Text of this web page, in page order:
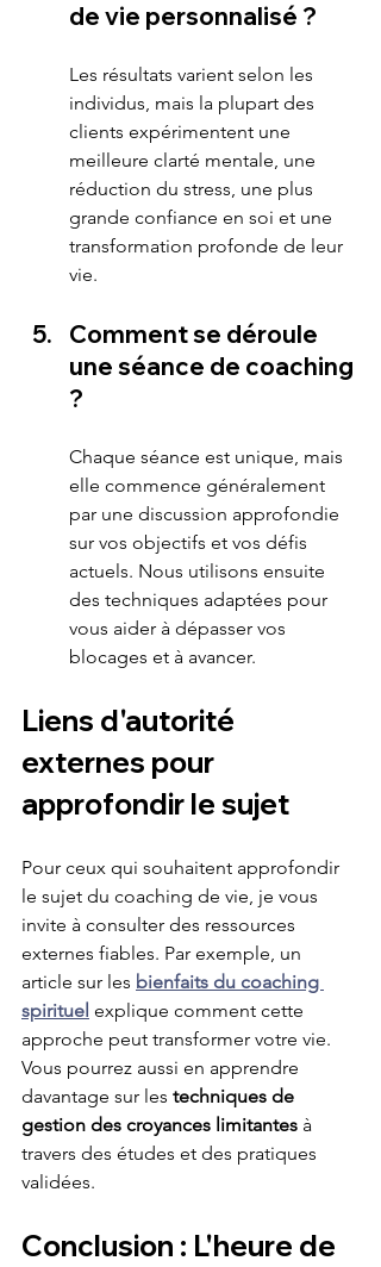
de vie personnalisé ?
Les résultats varient selon les
individus, mais la plupart des
clients expérimentent une
meilleure clarté mentale, une
réduction du stress, une plus
grande confiance en soi et une
transformation profonde de leur
vie.
Comment se déroule
une séance de coaching
?
Chaque séance est unique, mais
elle commence généralement
par une discussion approfondie
sur vos objectifs et vos défis
actuels. Nous utilisons ensuite
des techniques adaptées pour
vous aider à dépasser vos
blocages et à avancer.
Liens d'autorité
externes pour
approfondir le sujet
Pour ceux qui souhaitent approfondir
le sujet du coaching de vie, je vous
invite à consulter des ressources
externes fiables. Par exemple, un
article sur les bienfaits du coaching
spirituel explique comment cette
approche peut transformer votre vie.
Vous pourrez aussi en apprendre
davantage sur les techniques de
gestion des croyances limitantes à
travers des études et des pratiques
validées.
Conclusion : L'heure de